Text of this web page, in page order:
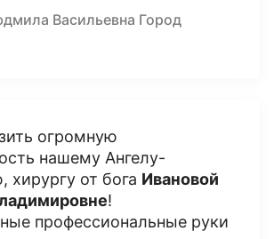
Васильевна Город
огромную
нашему Ангелу-
хирургу от бога Ивановой
!
профессиональные руки